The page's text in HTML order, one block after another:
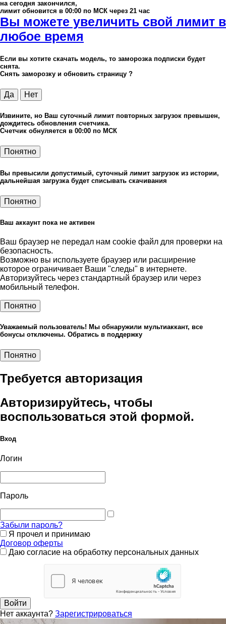
на сегодня закончился,
лимит обновится в 00:00 по МСК через 21 час
Вы можете увеличить свой лимит в
любое время
Если вы хотите скачать модель, то заморозка подписки будет
снята.
Снять заморозку и обновить страницу ?
Да Нет
Извините, но Ваш суточный лимит повторных загрузок превышен,
дождитесь обновления счетчика.
Счетчик обнуляется в 00:00 по МСК
Понятно
Вы превысили допустимый, суточный лимит загрузок из истории,
дальнейшая загрузка будет списывать скачивания
Понятно
Ваш аккаунт пока не активен
Ваш браузер не передал нам cookie файл для проверки на
безопасность.
Возможно вы используете браузер или расширение
которое ограничивает Ваши "следы" в интернете.
Авторизуйтесь через стандартный браузер или через
мобильный телефон.
Понятно
Уважаемый пользователь! Мы обнаружили мультиаккант, все
бонусы отключены. Обратись в поддержку
Понятно
Требуется авторизация
Авторизируйтесь, чтобы
воспользоваться этой формой.
Вход
Логин
Пароль
Забыли пароль?
Я прочел и принимаю
Договор оферты
Даю согласие на обработку персональных данных
Войти
Нет аккаунта? Зарегистрироваться